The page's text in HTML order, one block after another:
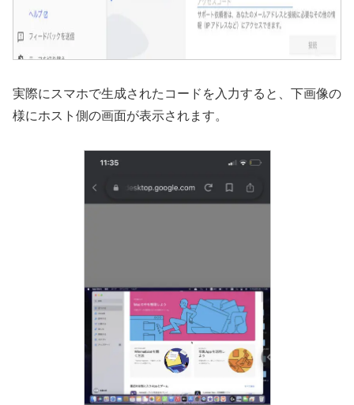
実際にスマホで生成されたコードを入力すると、下画像の
様にホスト側の画面が表示されます。